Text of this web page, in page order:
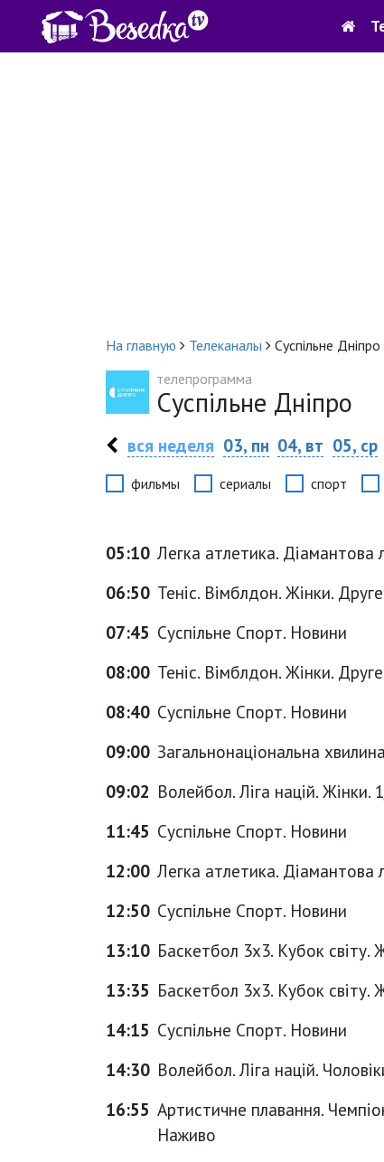
На главную Телеканалы
Суспільне Дніпро
телепрограмма
Суспільне Дніпро
вся неделя 03, пн 04, вт 05, ср
фильмы сериалы спорт
05:10 Легка атлетика. Діамантова
06:50 Теніс. Вімблдон. Жінки.
07:45 Суспільне Спорт. Новини
08:00 Теніс. Вімблдон. Жінки.
08:40 Суспільне Спорт. Новини
09:00 Загальнонаціональна
09:02 Волейбол. Ліга націй. Жінки.
11:45 Суспільне Спорт. Новини
12:00 Легка атлетика. Діамантова
12:50 Суспільне Спорт. Новини
13:10 Баскетбол 3х3. Кубок світу.
13:35 Баскетбол 3х3. Кубок світу.
14:15 Суспільне Спорт. Новини
14:30 Волейбол. Ліга націй.
16:55 Артистичне плавання.
Наживо